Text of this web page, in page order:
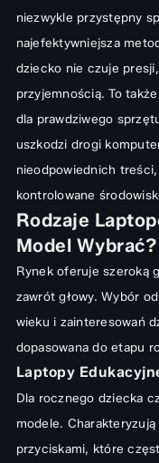
Jak Zachęcić Dziecko
Twój Przewodnik po
niezwykle przystępny
najefektywniejsza
dziecko nie czuje
przyjemnością. To
dla prawdziwego
uszkodzi drogi
nieodpowiednich treści,
kontrolowane
Rodzaje
Model Wybrać?
Rynek oferuje szeroką
zawrót głowy. Wybór
wieku i zainteresowań
dopasowana do etapu
Laptopy
Dla rocznego dziecka
modele.
przyciskami, które